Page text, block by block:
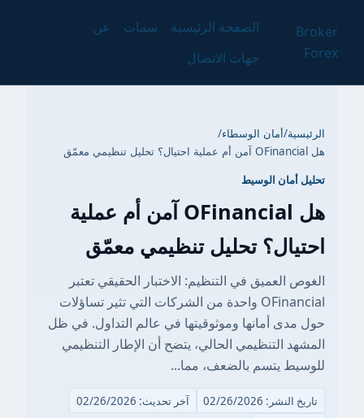
Broker
Forex
الصفحة الرئيسية سمات
عن
جهات الاتصال
الرئيسية/أمان الوسطاء/
هل OFinancial آمن أم عملية احتيال؟ تحليل تنظيمي معمّق
تحليل أمان الوسيط
هل OFinancial آمن أم عملية
احتيال؟ تحليل تنظيمي معمّق
الغوص العميق في التنظيم: الاختبار الحقيقي تعتبر
OFinancial واحدة من الشركات التي تثير تساؤلات
حول مدى أمانها وموثوقيتها في عالم التداول. في ظل
المشهد التنظيمي الحالي، يتضح أن الإطار التنظيمي
للوسيط يتسم بالضعف، مما...
تاريخ النشر: 02/26/2026
آخر تحديث: 02/26/2026